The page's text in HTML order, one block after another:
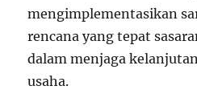
mengimplementasikan
rencana yang tepat
dalam menjaga
usaha.